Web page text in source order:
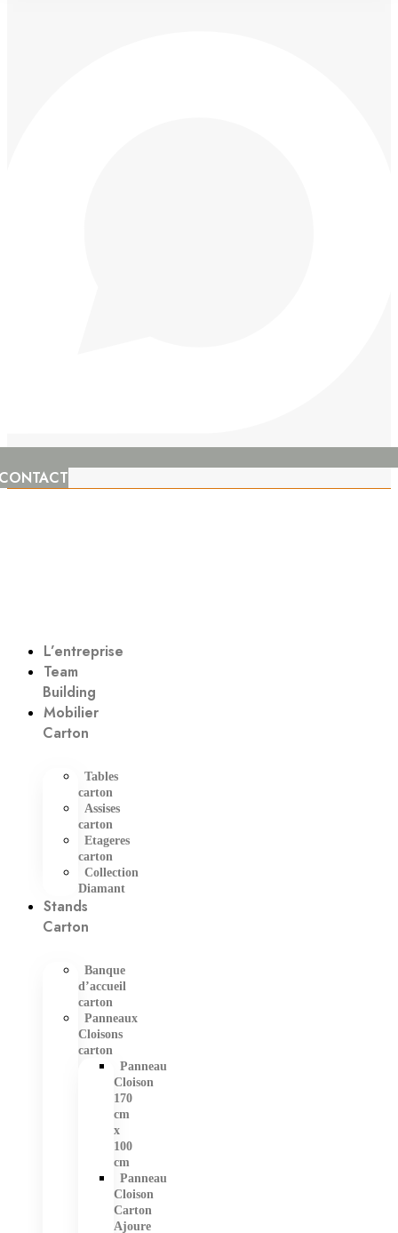
L’entreprise
Team
Building
Mobilier
Carton
Tables
carton
Assises
carton
Etageres
carton
Collection
Diamant
Stands
Carton
Banque
d’accueil
carton
Panneaux
Cloisons
carton
Panneau
Cloison
170
cm
x
100
cm
Panneau
Cloison
Carton
Ajoure